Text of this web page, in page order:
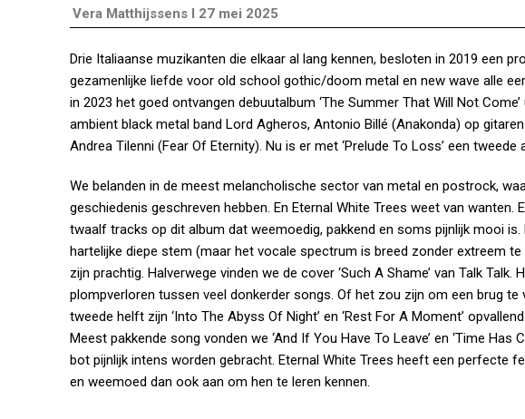
Vera Matthijssens I 27 mei 2025
Drie Italiaanse muzikanten die elkaar al lang kennen, besloten in 2019 een
gezamenlijke liefde voor old school gothic/doom metal en new wave alle
in 2023 het goed ontvangen debuutalbum ‘The Summer That Will Not
ambient black metal band Lord Agheros, Antonio Billé (Anakonda) op
Andrea Tilenni (Fear Of Eternity). Nu is er met ‘Prelude To Loss’ een
We belanden in de meest melancholische sector van metal en postrock,
geschiedenis geschreven hebben. En Eternal White Trees weet van
twaalf tracks op dit album dat weemoedig, pakkend en soms pijnlijk mooi
hartelijke diepe stem (maar het vocale spectrum is breed zonder extreem
zijn prachtig. Halverwege vinden we de cover ‘Such A Shame’ van Talk
plompverloren tussen veel donkerder songs. Of het zou zijn om een brug
tweede helft zijn ‘Into The Abyss Of Night’ en ‘Rest For A Moment’
Meest pakkende song vonden we ‘And If You Have To Leave’ en ‘Time
bot pijnlijk intens worden gebracht. Eternal White Trees heeft een perfecte
en weemoed dan ook aan om hen te leren kennen.